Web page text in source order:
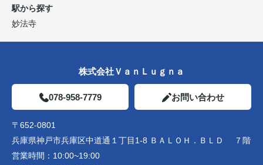
駅から探す
妙法寺
株式会社ＶａｎＬｕｇｎａ
078-958-7779 お問い合わせ
〒652-0801
兵庫県神戸市兵庫区中道通１丁目1-8 ＢＡＬＯＨ．ＢＬＤ ７階
営業時間： 10:00~19:00